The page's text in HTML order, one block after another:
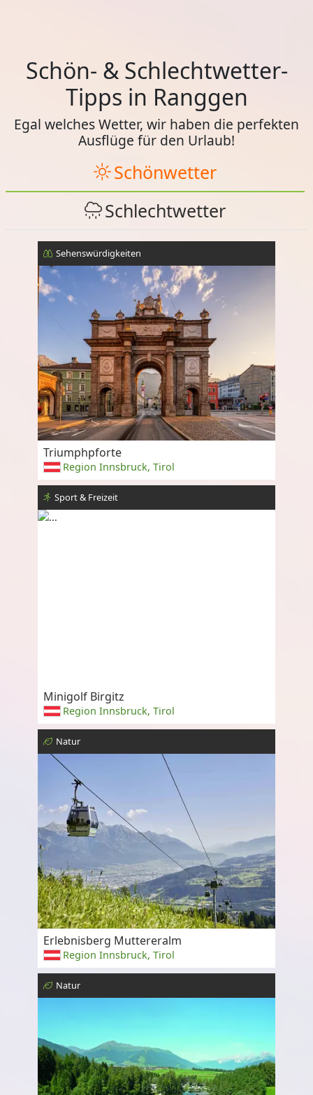
Schön- & Schlechtwetter-
Tipps in Ranggen
Egal welches Wetter, wir haben die perfekten
Ausflüge für den Urlaub!
Schönwetter
Schlechtwetter
Sehenswürdigkeiten
Triumphpforte
Region Innsbruck, Tirol
Sport & Freizeit
Minigolf Birgitz
Region Innsbruck, Tirol
Natur
Erlebnisberg Muttereralm
Region Innsbruck, Tirol
Natur